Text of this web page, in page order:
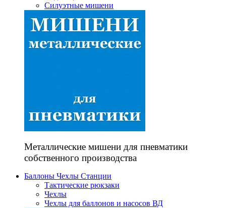
Силуэтные мишени
Металлические мишени для пневматики
собственного производства
Баллоны Чехлы Станции
Тактические рюкзаки
Чехлы
Чехлы для баллонов и насосов ВД